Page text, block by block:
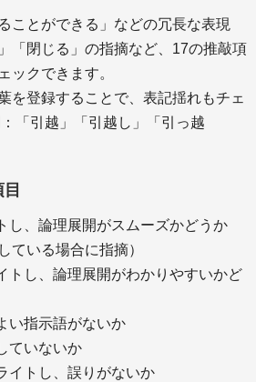
ールはどんな人に向いている？
評判を徹底調査
チエンジン
ことができる」などの冗長な表現
「閉じる」の指摘など、17の推敲項
ックできます。
を登録することで、表記揺れもチェ
「引越」「引越し」「引っ越
し、論理展開がスムーズかどうか
ている場合に指摘）
トし、論理展開がわかりやすいかど
い指示語がないか
ていないか
イトし、誤りがないか